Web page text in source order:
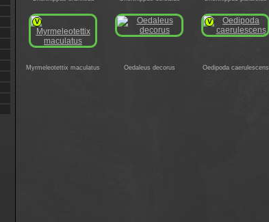
V
Myrmeleotettix maculatus Oedaleus decorus
V
Oedipoda caerulescens